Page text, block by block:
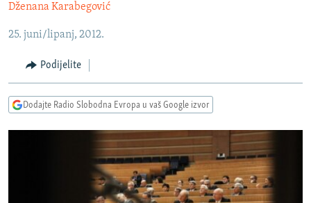
na
navigaciju
Pređite
pretragu
KOSOVO
CRNA GORA
VIZUELNO
FOTOGALERIJE
PODCASTI
RAT U UKRAJINI
KINA NA BALKANU
RSE PRIČE IZ SVIJETA
Dženana Karabegović
25. juni/lipanj, 2012.
Podijelite
Dodajte Radio Slobodna Evropa u vaš Google izvor